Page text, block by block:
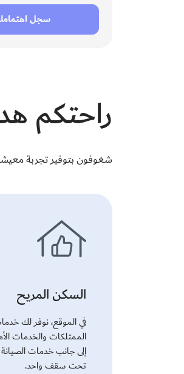
الساعة مع إدارة مرافق عالية
المقيمين. تتميز
متوازنة، وهي الخيار الأمثل
سجل
راحتكم
شغوفون بتوفير تجربة
السكن المريح
في الموقع، نوفر لك
إلى جانب خدمات
تحت سقف واحد.